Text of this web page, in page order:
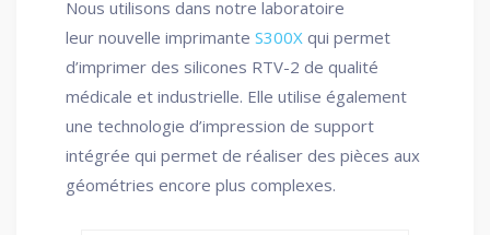
Nous utilisons dans notre laboratoire
leur nouvelle imprimante S300X qui permet
d’imprimer des silicones RTV-2 de qualité
médicale et industrielle. Elle utilise également
une technologie d’impression de support
intégrée qui permet de réaliser des pièces aux
géométries encore plus complexes.